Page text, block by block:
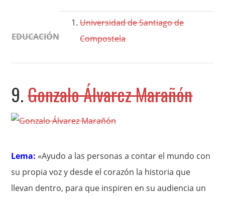
EDUCACIÓN
Universidad de Santiago de
Compostela
9.Gonzalo Álvarez Marañón
Lema: «Ayudo a las personas a contar el mundo con
su propia voz y desde el corazón la historia que
llevan dentro, para que inspiren en su audiencia un